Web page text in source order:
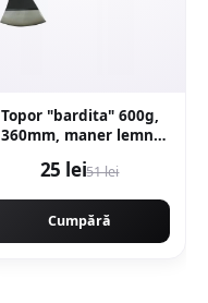
Topor "bardita" 600g,
360mm, maner lemn,
Tec MX435
25 lei51 lei
Cumpără